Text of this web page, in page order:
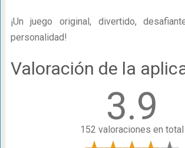
¡Un juego original, divertido,
personalidad!
Valoración de la
3.9
152 valoraciones en total